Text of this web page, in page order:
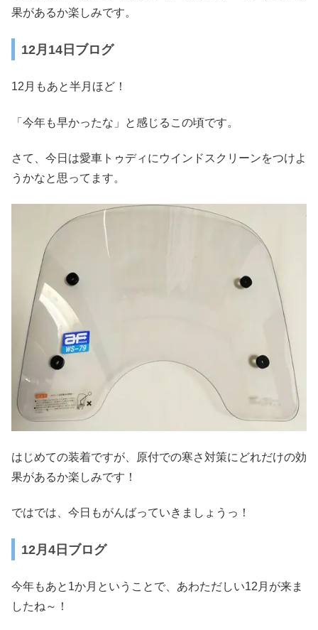
果があるか楽しみです。
12月14日ブログ
12月もあと半月ほど！
「今年も早かったな」と感じるこの頃です。
さて、今日は愛車トゥディにウインドスクリーンをつけよ
うかなと思ってます。
はじめての装着ですが、原付での寒さ対策にどれだけの効
果があるか楽しみです！
ではでは、今日もがんばっていきましょうっ！
12月4日ブログ
今年もあと1か月ということで、あわただしい12月が来ま
したね～！